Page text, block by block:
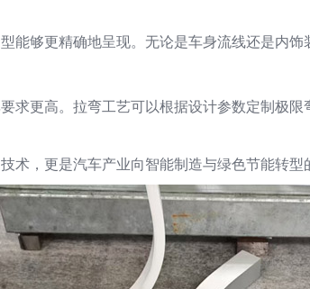
能够更精确地呈现。无论是车身流线还是内
求更高。拉弯工艺可以根据设计参数定制极
术，更是汽车产业向智能制造与绿色节能转型